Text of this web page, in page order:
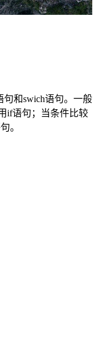
和swich语句。一般
if语句；当条件比较
。